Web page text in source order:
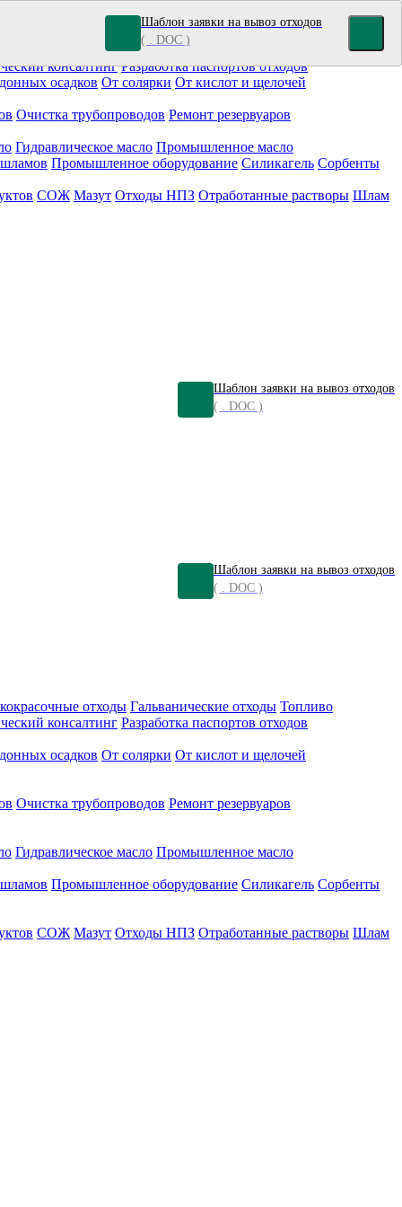
Шаблон заявки на вывоз отходов
( . DOC )
отходы Гальванические отходы
консалтинг Разработка паспортов отходов
осадков От солярки От кислот и щелочей
Очистка трубопроводов Ремонт резервуаров
Гидравлическое масло Промышленное масло
Промышленное оборудование Силикагель Сорбенты
СОЖ Мазут Отходы НПЗ Отработанные растворы Шлам
Шаблон заявки на вывоз отходов
( . DOC )
Шаблон заявки на вывоз отходов
( . DOC )
отходы Гальванические отходы Топливо
консалтинг Разработка паспортов отходов
осадков От солярки От кислот и щелочей
Очистка трубопроводов Ремонт резервуаров
Гидравлическое масло Промышленное масло
Промышленное оборудование Силикагель Сорбенты
СОЖ Мазут Отходы НПЗ Отработанные растворы Шлам